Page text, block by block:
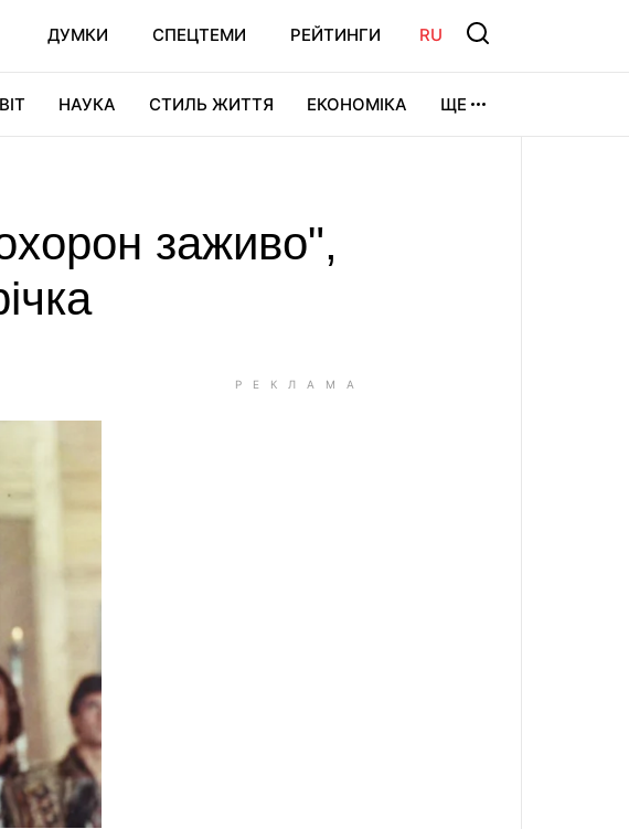
ДУМКИ СПЕЦТЕМИ РЕЙТИНГИ RU
НАУКА СТИЛЬ ЖИТТЯ ЕКОНОМІКА ЩЕ
заживо",